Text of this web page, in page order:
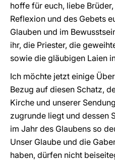
hoffe für euch, liebe
Reflexion und des Gebets
Glauben und im
ihr, die Priester, die
sowie die gläubigen Laien
Ich möchte jetzt einige
Bezug auf diesen Schatz,
Kirche und unserer
zugrunde liegt und dessen
im Jahr des Glaubens so
Unser Glaube und die
haben, dürfen nicht